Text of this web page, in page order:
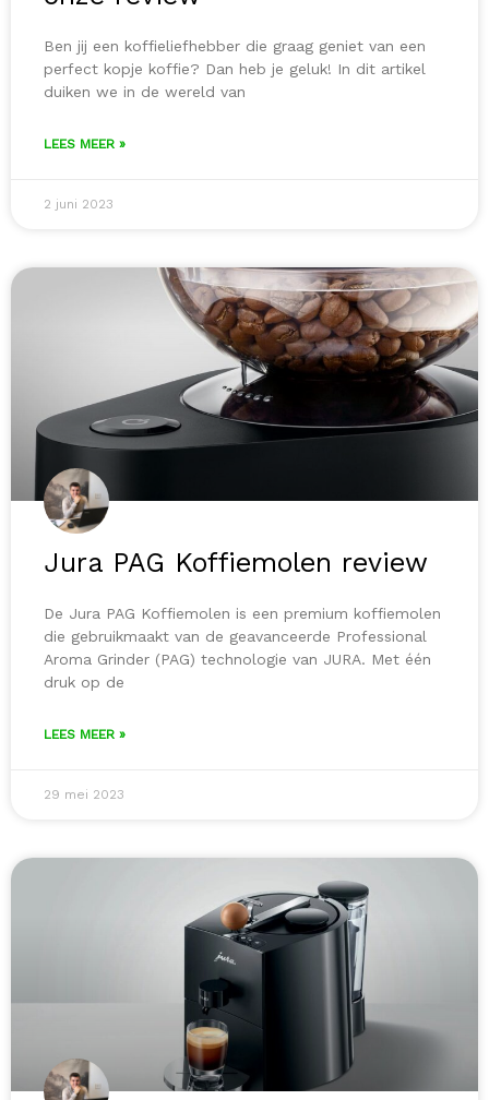
Ben jij een koffieliefhebber die graag geniet van een
perfect kopje koffie? Dan heb je geluk! In dit artikel
duiken we in de wereld van
LEES MEER »
2 juni 2023
Jura PAG Koffiemolen review
De Jura PAG Koffiemolen is een premium koffiemolen
die gebruikmaakt van de geavanceerde Professional
Aroma Grinder (PAG) technologie van JURA. Met één
druk op de
LEES MEER »
29 mei 2023